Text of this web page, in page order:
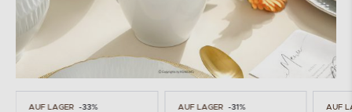
AUF LAGER -31% AUF LAGER AUF